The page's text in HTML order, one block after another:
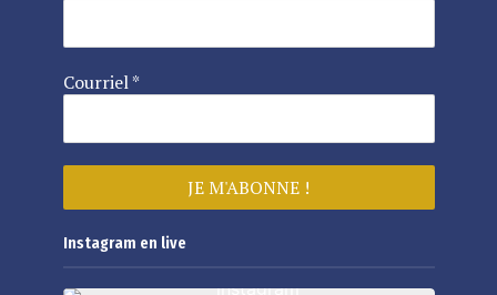
Courriel*
Instagram en live